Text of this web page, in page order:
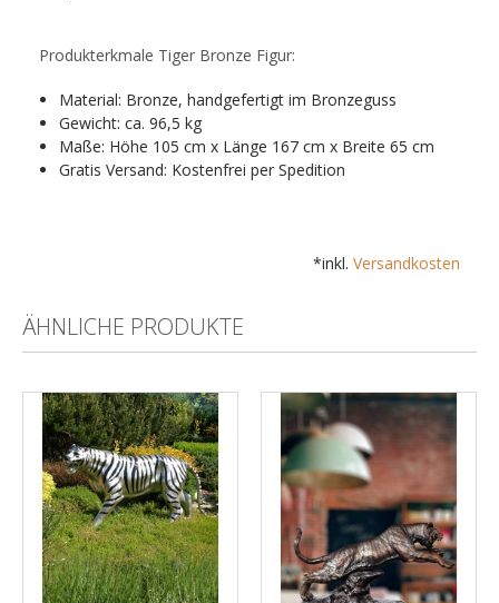
Produkterkmale Tiger Bronze Figur:
Material: Bronze, handgefertigt im Bronzeguss
Gewicht: ca. 96,5 kg
Maße: Höhe 105 cm x Länge 167 cm x Breite 65 cm
Gratis Versand: Kostenfrei per Spedition
*inkl. Versandkosten
ÄHNLICHE PRODUKTE